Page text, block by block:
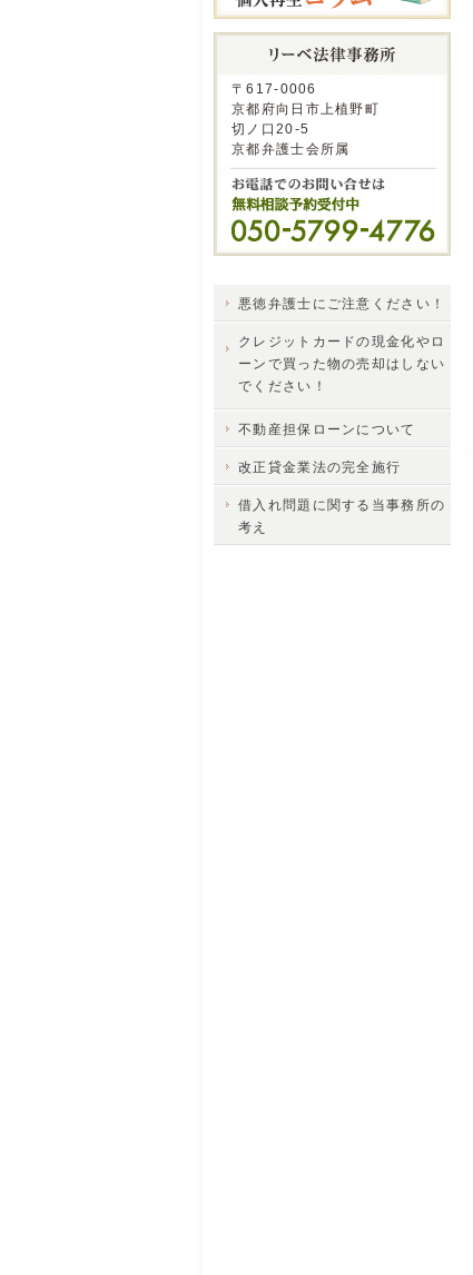
〒617-0006
京都府向日市上植野町
切ノ口20-5
京都弁護士会所属
悪徳弁護士にご注意ください！
クレジットカードの現金化やロ
ーンで買った物の売却はしない
でください！
不動産担保ローンについて
改正貸金業法の完全施行
借入れ問題に関する当事務所の
考え